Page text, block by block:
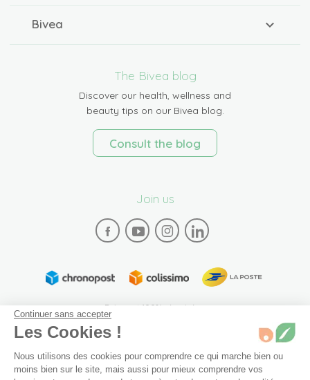
Bivea
The Bivea blog
Discover our health, wellness and
beauty tips on our Bivea blog.
Consult the blog
Join us
Paiement 100% sécurisé
Continuer sans accepter
Les Cookies !
Nous utilisons des cookies pour comprendre ce qui marche bien ou
moins bien sur le site, mais aussi pour mieux comprendre vos